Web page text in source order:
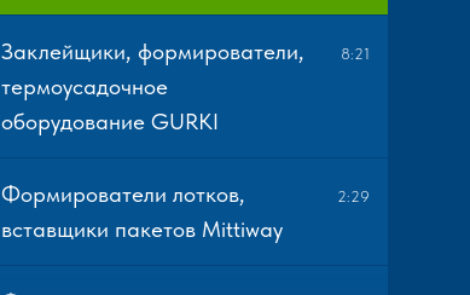
Заклейщики, формирователи,
термоусадочное
оборудование GURKI
8:21
Формирователи лотков,
вставщики пакетов Mittiway
2:29